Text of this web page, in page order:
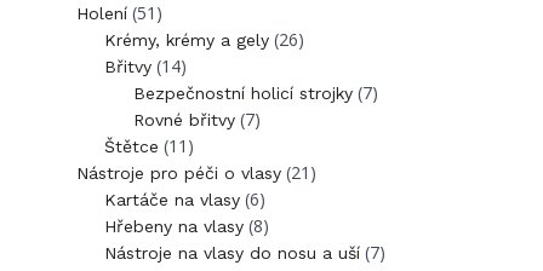
Holení (51)
Krémy, krémy a gely (26)
Břitvy (14)
Bezpečnostní holicí strojky (7)
Rovné břitvy (7)
Štětce (11)
Nástroje pro péči o vlasy (21)
Kartáče na vlasy (6)
Hřebeny na vlasy (8)
Nástroje na vlasy do nosu a uší (7)